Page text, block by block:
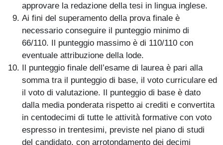
approvare la redazione della tesi in lingua inglese.
Ai fini del superamento della prova finale è
necessario conseguire il punteggio minimo di
66/110. Il punteggio massimo è di 110/110 con
eventuale attribuzione della lode.
Il punteggio finale dell’esame di laurea è pari alla
somma tra il punteggio di base, il voto curriculare ed
il voto di valutazione. Il punteggio di base è dato
dalla media ponderata rispetto ai crediti e convertita
in centodecimi di tutte le attività formative con voto
espresso in trentesimi, previste nel piano di studi
del candidato, con arrotondamento dei decimi